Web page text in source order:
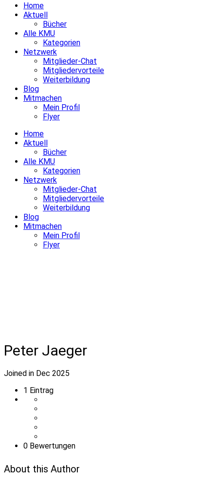
Home
Aktuell
Bücher
Alle KMU
Kategorien
Netzwerk
Mitglieder-Chat
Mitgliedervorteile
Weiterbildung
Blog
Mitmachen
Mein Profil
Flyer
Home
Aktuell
Bücher
Alle KMU
Kategorien
Netzwerk
Mitglieder-Chat
Mitgliedervorteile
Weiterbildung
Blog
Mitmachen
Mein Profil
Flyer
Peter Jaeger
Joined in Dec 2025
1 Eintrag
0 Bewertungen
About this Author